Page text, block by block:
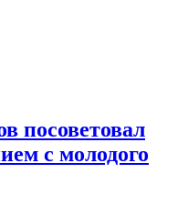
посоветовал
с молодого